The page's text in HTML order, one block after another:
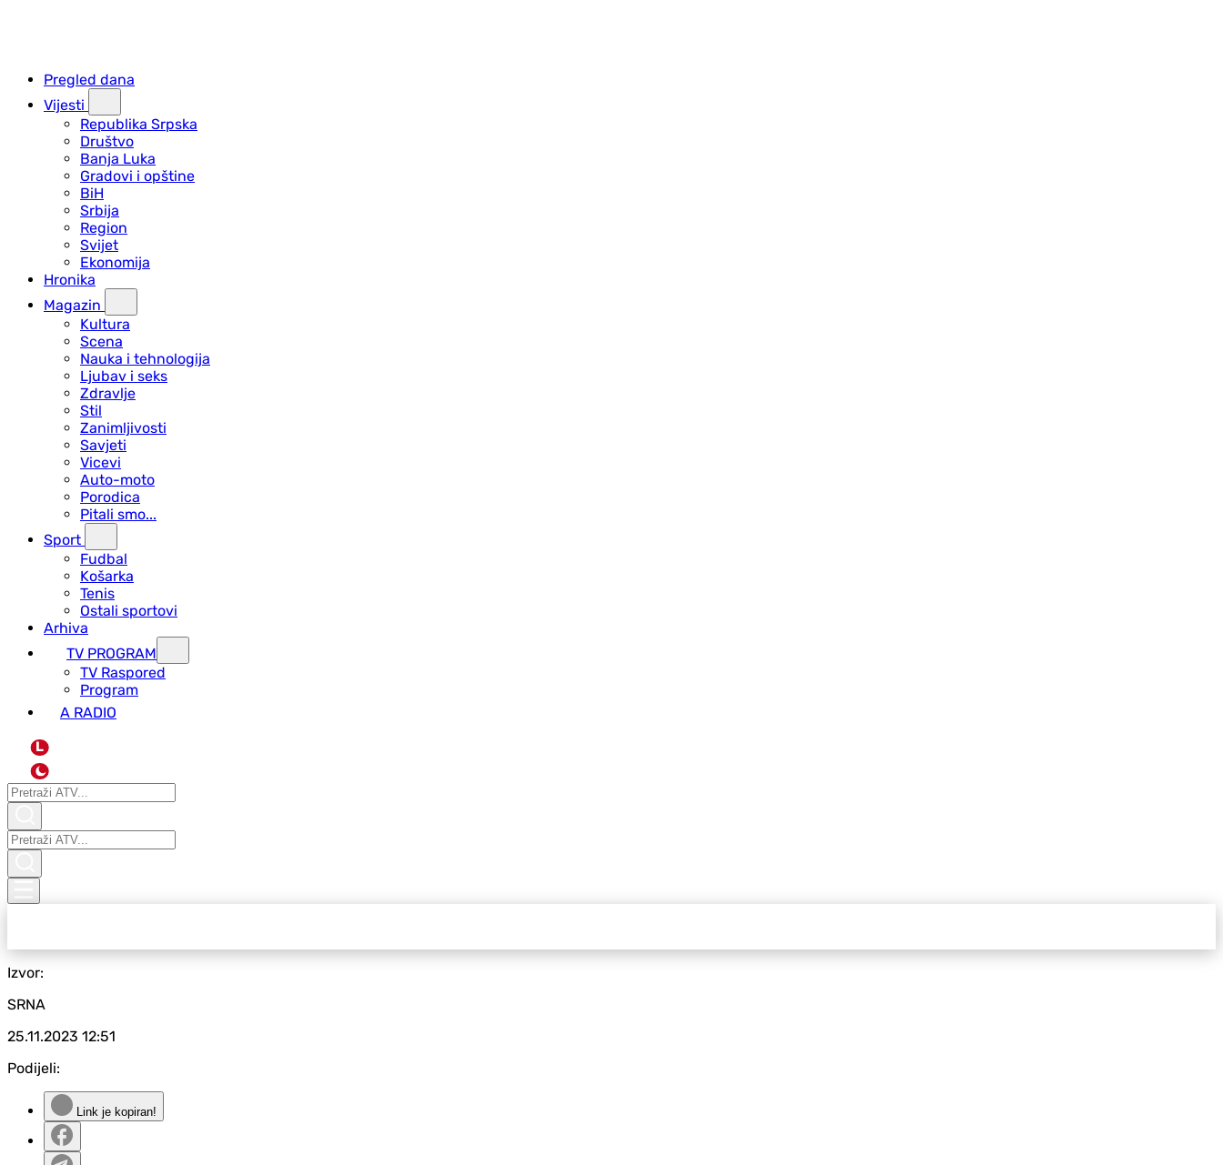
Pregled dana
Vijesti
Republika Srpska
Društvo
Banja Luka
Gradovi i opštine
BiH
Srbija
Region
Svijet
Ekonomija
Hronika
Magazin
Kultura
Scena
Nauka i tehnologija
Ljubav i seks
Zdravlje
Stil
Zanimljivosti
Savjeti
Vicevi
Auto-moto
Porodica
Pitali smo...
Sport
Fudbal
Košarka
Tenis
Ostali sportovi
Arhiva
TV PROGRAM
ТV Raspored
Program
A RADIO
L
Izvor:
SRNA
25.11.2023 12:51
Podijeli:
Link je kopiran!